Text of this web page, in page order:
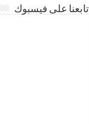
تابعنا على فيسبوك